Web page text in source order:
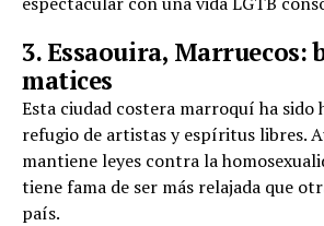
3. Essaouira, Marruecos:
matices
Esta ciudad costera marroquí ha
refugio de artistas y espíritus libres.
mantiene leyes contra la
tiene fama de ser más relajada que
país.